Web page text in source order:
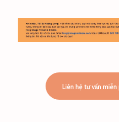
Liên hệ tư vấn